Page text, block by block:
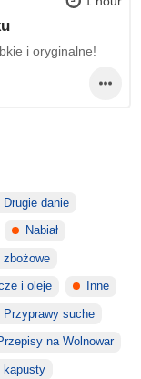
i oryginalne!
Drugie danie
Nabiał
zbożowe
i oleje Inne
Przyprawy suche
na Wolnowar
kapusty